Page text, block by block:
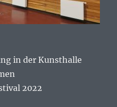
in der Kunsthalle
2022